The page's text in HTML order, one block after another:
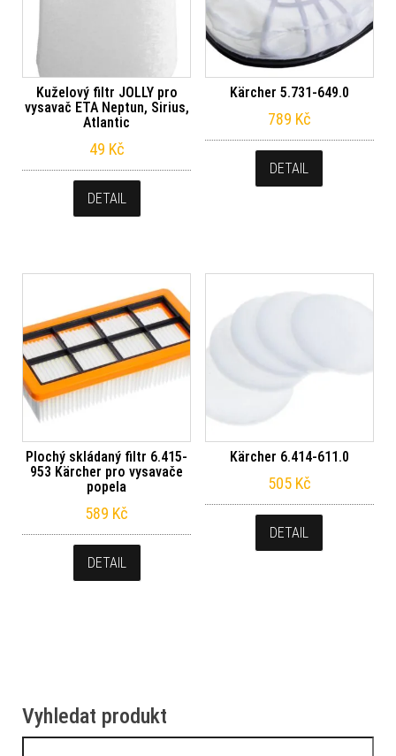
Kuželový filtr JOLLY pro
vysavač ETA Neptun, Sirius,
Atlantic
49 Kč
DETAIL
Kärcher 5.731-649.0
789 Kč
DETAIL
Plochý skládaný filtr 6.415-
953 Kärcher pro vysavače
popela
589 Kč
DETAIL
Kärcher 6.414-611.0
505 Kč
DETAIL
Vyhledat produkt